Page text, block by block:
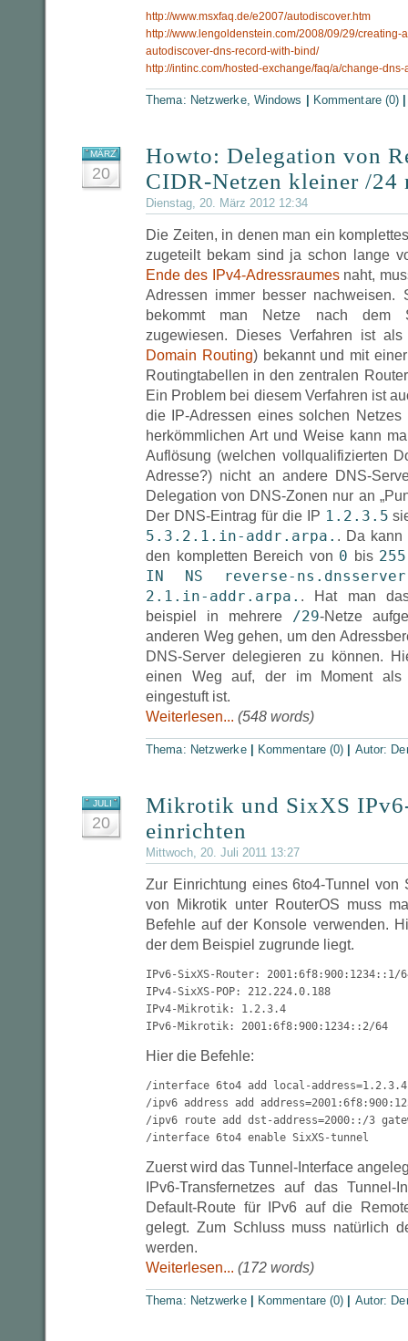
http://www.msxfaq.de/e2007/autodiscover.htm
http://www.lengoldenstein.com/2008/09/29/creating-
autodiscover-dns-record-with-bind/
http://intinc.com/hosted-exchange/faq/a/change-dns-
Thema: Netzwerke, Windows Kommentare (0)
MÄRZ
20
Howto: Delegation von
CIDR-Netzen kleiner /24
Dienstag, 20. März 2012 12:34
Die Zeiten, in denen man ein
zugeteilt bekam sind ja schon lange
Ende des IPv4-Adressraumesnaht,
Adressen immer besser nachweisen.
bekommt man Netze nach dem
zugewiesen. Dieses Verfahren ist
Domain Routing) bekannt und mit
Routingtabellen in den zentralen
Ein Problem bei diesem Verfahren ist
die IP-Adressen eines solchen
herkömmlichen Art und Weise kann
Auflösung (welchen vollqualifizierten
Adresse?) nicht an andere DNS-
Delegation von DNS-Zonen nur an
Der DNS-Eintrag für die IP 1.2.3.5
5.3.2.1.in-addr.arpa. . Da kann
den kompletten Bereich von 0 bis 255
IN NS reverse-
2.1.in-addr.arpa. . Hat man
beispiel in mehrere /29-Netze
anderen Weg gehen, um den
DNS-Server delegieren zu können.
einen Weg auf, der im Moment als
eingestuft ist.
Weiterlesen... (548 words)
Thema: Netzwerke Kommentare (0) Autor:
JULI
20
Mikrotik und SixXS
einrichten
Mittwoch, 20. Juli 2011 13:27
Zur Einrichtung eines 6to4-Tunnel von
von Mikrotik unter RouterOS muss
Befehle auf der Konsole verwenden.
der dem Beispiel zugrunde liegt.
IPv6-SixXS-Router: 2001:6f8:900:1234::1/
IPv4-SixXS-POP: 212.224.0.188
IPv4-Mikrotik: 1.2.3.4
IPv6-Mikrotik: 2001:6f8:900:1234::2/64
Hier die Befehle:
/interface 6to4 add local-address=1.2.3.4
/ipv6 address add
/ipv6 route add dst-address=2000::/3
/interface 6to4 enable SixXS-tunnel
Zuerst wird das Tunnel-Interface
IPv6-Transfernetzes auf das
Default-Route für IPv6 auf die
gelegt. Zum Schluss muss natürlich
werden.
Weiterlesen... (172 words)
Thema: Netzwerke Kommentare (0) Autor: